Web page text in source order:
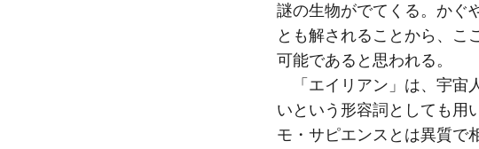
謎の生物がでてくる。かぐ
とも解されることから、
可能であると思われる。
「エイリアン」は、宇宙
いという形容詞としても用
モ・サピエンスとは異質で